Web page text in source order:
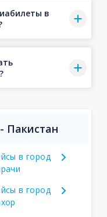
в
Пакистан
в город
в город